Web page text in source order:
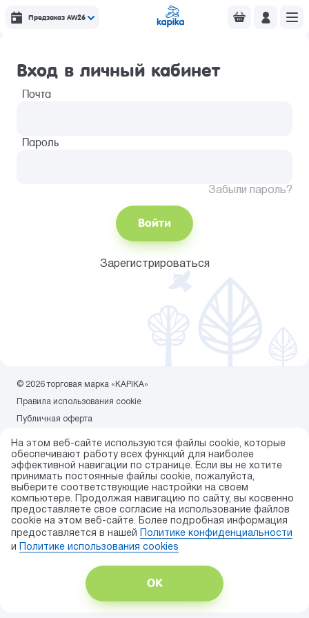
Предзаказ AW26
На этом веб-сайте используются файлы cookie, которые
обеспечивают работу всех функций для наиболее
эффективной навигации по странице. Если вы не хотите
принимать постоянные файлы cookie, пожалуйста,
выберите соответствующие настройки на своем
компьютере. Продолжая навигацию по сайту, вы косвенно
предоставляете свое согласие на использование файлов
cookie на этом веб-сайте. Более подробная информация
предоставляется в нашей
Политике конфиденциальности
и
Политике использования сookies
ОК
Вход в личный кабинет
Почта
Пароль
Забыли пароль?
Войти
Зарегистрироваться
© 2026 торговая марка «KAPIKA»
Правила использования cookie
Публичная оферта
Карта сайта
Разработка сайта — ITECH.group